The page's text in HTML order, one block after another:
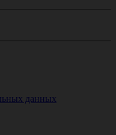
данных